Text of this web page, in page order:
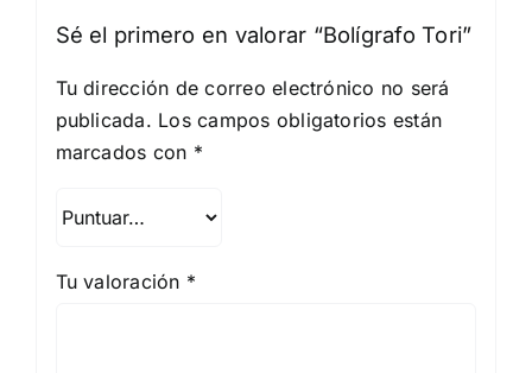
Sé el primero en valorar “Bolígrafo Tori”
Tu dirección de correo electrónico no será
publicada. Los campos obligatorios están
marcados con *
Tu valoración *